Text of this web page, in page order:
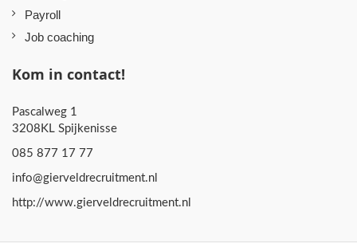
Payroll
Job coaching
Kom in contact!
Pascalweg 1
3208KL Spijkenisse
085 877 17 77
info@gierveldrecruitment.nl
http://www.gierveldrecruitment.nl